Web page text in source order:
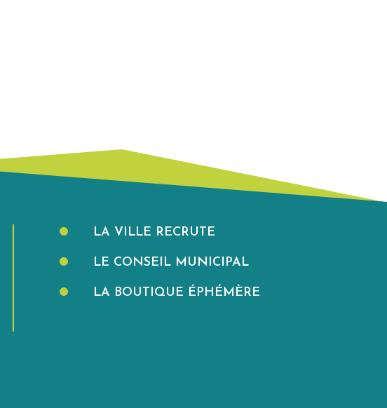
LA VILLE RECRUTE
LE CONSEIL MUNICIPAL
LA BOUTIQUE ÉPHÉMÈRE